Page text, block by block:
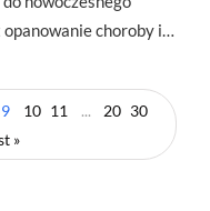
opanowanie choroby i…
9 10 11 ... 20 30
»